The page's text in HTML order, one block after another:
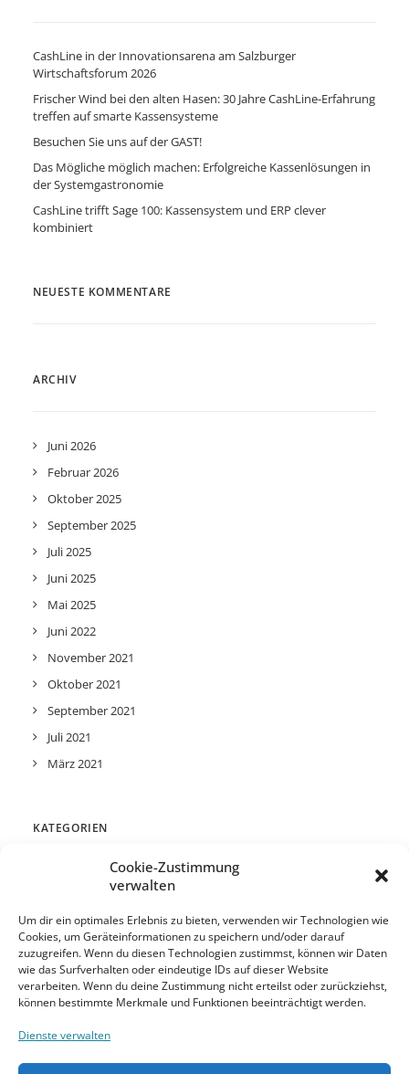
Cookie-Zustimmung
verwalten
Um dir ein optimales Erlebnis zu bieten, verwenden wir Technologien wie
Cookies, um Geräteinformationen zu speichern und/oder darauf
zuzugreifen. Wenn du diesen Technologien zustimmst, können wir Daten
wie das Surfverhalten oder eindeutige IDs auf dieser Website
verarbeiten. Wenn du deine Zustimmung nicht erteilst oder zurückziehst,
können bestimmte Merkmale und Funktionen beeinträchtigt werden.
Dienste verwalten
CashLine in der Innovationsarena am Salzburger
Wirtschaftsforum 2026
Frischer Wind bei den alten Hasen: 30 Jahre CashLine-Erfahrung
treffen auf smarte Kassensysteme
Besuchen Sie uns auf der GAST!
Das Mögliche möglich machen: Erfolgreiche Kassenlösungen in
der Systemgastronomie
CashLine trifft Sage 100: Kassensystem und ERP clever
kombiniert
NEUESTE KOMMENTARE
ARCHIV
Juni 2026
Februar 2026
Oktober 2025
September 2025
Juli 2025
Juni 2025
Mai 2025
Juni 2022
November 2021
Oktober 2021
September 2021
Juli 2021
März 2021
KATEGORIEN
META